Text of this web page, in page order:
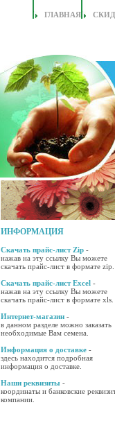
ГЛАВНАЯ
ИНФОРМАЦИЯ
Скачать прайс-лист Zip -
нажав на эту ссылку Вы можете
скачать прайс-лист в формате zip.
Скачать прайс-лист Excel -
нажав на эту ссылку Вы можете
скачать прайс-лист в формате xls.
Интернет-магазин -
в данном разделе можно заказать
необходимые Вам семена.
Информация о доставке -
здесь находится подробная
информация о доставке.
Наши реквизиты -
координаты и банковские
компании.